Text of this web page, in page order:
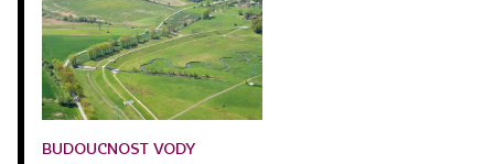
BUDOUCNOST VODY